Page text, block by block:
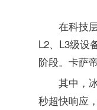
在科技
L2、L3级设
阶段。卡萨
其中，
秒超快响应